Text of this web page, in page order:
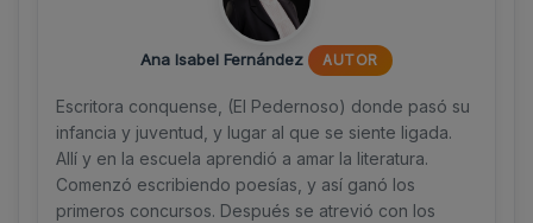
Ana Isabel Fernández AUTOR
Escritora conquense, (El Pedernoso) donde pasó su
infancia y juventud, y lugar al que se siente ligada.
Allí y en la escuela aprendió a amar la literatura.
Comenzó escribiendo poesías, y así ganó los
primeros concursos. Después se atrevió con los